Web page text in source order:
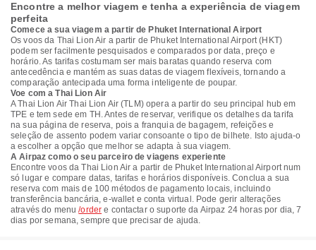
Encontre a melhor viagem e tenha a experiência de viagem
perfeita
Comece a sua viagem a partir de Phuket International Airport
Os voos da Thai Lion Air a partir de Phuket International Airport (HKT)
podem ser facilmente pesquisados e comparados por data, preço e
horário. As tarifas costumam ser mais baratas quando reserva com
antecedência e mantém as suas datas de viagem flexíveis, tornando a
comparação antecipada uma forma inteligente de poupar.
Voe com a Thai Lion Air
A Thai Lion Air Thai Lion Air (TLM) opera a partir do seu principal hub em
TPE e tem sede em TH. Antes de reservar, verifique os detalhes da tarifa
na sua página de reserva, pois a franquia de bagagem, refeições e
seleção de assento podem variar consoante o tipo de bilhete. Isto ajuda-o
a escolher a opção que melhor se adapta à sua viagem.
A Airpaz como o seu parceiro de viagens experiente
Encontre voos da Thai Lion Air a partir de Phuket International Airport num
só lugar e compare datas, tarifas e horários disponíveis. Conclua a sua
reserva com mais de 100 métodos de pagamento locais, incluindo
transferência bancária, e-wallet e conta virtual. Pode gerir alterações
através do menu/order e contactar o suporte da Airpaz 24 horas por dia, 7
dias por semana, sempre que precisar de ajuda.